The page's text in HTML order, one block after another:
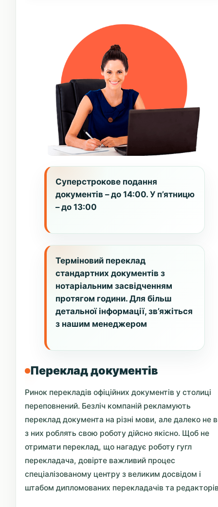
Суперстрокове подання
документів – до 14:00. У п’ятницю
– до 13:00
Терміновий переклад
стандартних документів з
нотаріальним засвідченням
протягом години. Для більш
детальної інформації, зв’яжіться
з нашим менеджером
Переклад документів
Ринок перекладів офіційних документів у столиці
переповнений. Безліч компаній рекламують
переклад документа на різні мови, але далеко не
з них роблять свою роботу дійсно якісно. Щоб не
отримати переклад, що нагадує роботу гугл
перекладача, довірте важливий процес
спеціалізованому центру з великим досвідом і
штабом дипломованих перекладачів та